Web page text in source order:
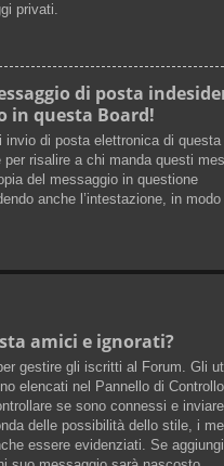
privati​​.
di posta
in questa Board!
di posta elettronica di questa
risalire a chi manda questi
del messaggio in questione
anche l’intestazione, in
amici e ignorati?
gestire gli iscritti al Forum. Gli
elencati nel Pannello di
se sono connessi e
delle possibilità dello stile, i
essere evidenziati. Se